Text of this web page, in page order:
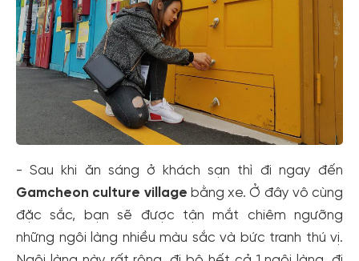
- Sau khi ăn sáng ở khách sạn thì đi ngay đến
Gamcheon culture village bằng xe. Ở đây vô cùng
đặc sắc, bạn sẽ được tận mắt chiêm ngưỡng
những ngôi làng nhiều màu sắc và bức tranh thú vị.